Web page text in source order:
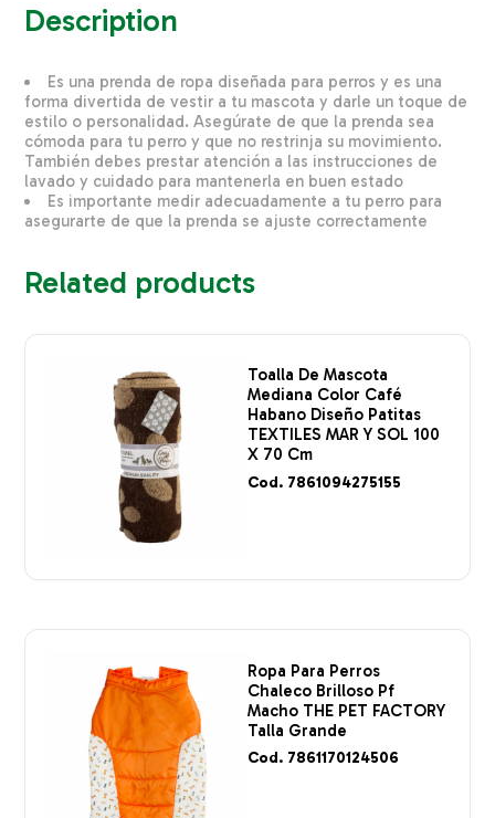
Description
Es una prenda de ropa diseñada para perros y es una
forma divertida de vestir a tu mascota y darle un toque de
estilo o personalidad. Asegúrate de que la prenda sea
cómoda para tu perro y que no restrinja su movimiento.
También debes prestar atención a las instrucciones de
lavado y cuidado para mantenerla en buen estado
Es importante medir adecuadamente a tu perro para
asegurarte de que la prenda se ajuste correctamente
Related products
Toalla De Mascota
Mediana Color Café
Habano Diseño Patitas
TEXTILES MAR Y SOL 100
X 70 Cm
Cod. 7861094275155
Ropa Para Perros
Chaleco Brilloso Pf
Macho THE PET FACTORY
Talla Grande
Cod. 7861170124506